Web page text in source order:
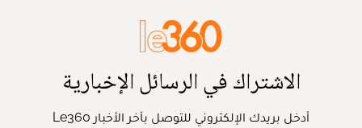
الاشتراك في الرسائل الإخبارية
أدخل بريدك الإلكتروني للتوصل بآخر الأخبار Le360